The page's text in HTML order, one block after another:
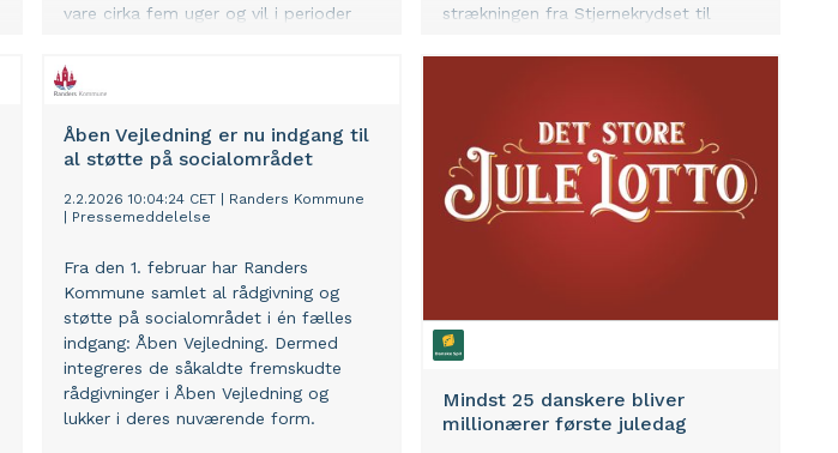
vare cirka fem uger og vil i perioder
strækningen fra Stjernekrydset til
er der åbent for trafik i begge
retninger.
Åben Vejledning er nu indgang til
al støtte på socialområdet
2.2.2026 10:04:24 CET
Randers Kommune
Pressemeddelelse
Fra den 1. februar har Randers
Kommune samlet al rådgivning og
støtte på socialområdet i én fælles
indgang: Åben Vejledning. Dermed
integreres de såkaldte fremskudte
rådgivninger i Åben Vejledning og
lukker i deres nuværende form.
Mindst 25 danskere bliver
millionærer første juledag